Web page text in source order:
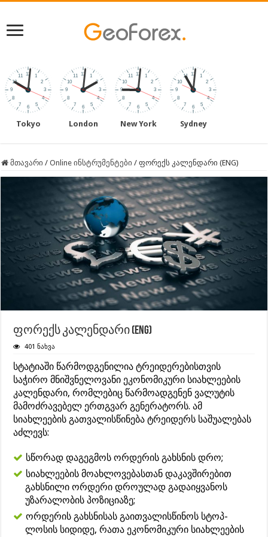
Tokyo London New York Sydney
მთავარი / Online ინსტრუმენტები / ფორექს კალენდარი (ENG)
ფორექს კალენდარი (ENG)
401 ნახვა
სტატიაში წარმოდგენილია ტრეიდერებისთვის
საჭირო მნიშვნელოვანი ეკონომიკური სიახლეების
კალენდარი, რომლებიც წარმოადგენენ ვალუტის
მამოძრავებელ ერთგვარ გენერატორს. ამ
სიახლეების გათვალისწინება ტრეიდერს საშუალებას
აძლევს:
სწორად დაგეგმოს ორდერის გახსნის დრო;
სიახლეების მოახლოვებასთან დაკავშირებით
გახსნილი ორდერი დროულად გადაიყვანოს
უზარალობის პოზიციაზე;
ორდერის გახსნისას გაითვალისწინოს სტოპ-
ლოსის სიდიდე, რათა ეკონომიკური სიახლეების